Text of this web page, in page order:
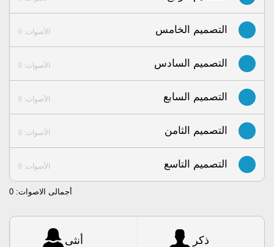
الأصوات: 0 التصميم الخامس
الأصوات: 0 التصميم السادس
الأصوات: 0 التصميم السابع
الأصوات: 0 التصميم الثامن
الأصوات: 0 التصميم التاسع
أجمالى الاصوات: 0
ذكر أنثى